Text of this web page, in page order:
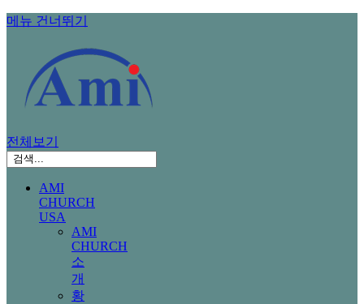
메뉴 건너뛰기
전체보기
AMI
CHURCH
USA
AMI
CHURCH
소
개
황